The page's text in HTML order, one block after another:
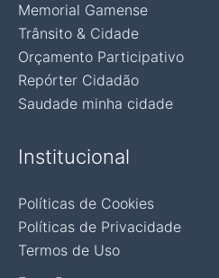
Memorial Gamense
Trânsito & Cidade
Orçamento Participativo
Repórter Cidadão
Saudade minha cidade
Institucional
Políticas de Cookies
Políticas de Privacidade
Termos de Uso